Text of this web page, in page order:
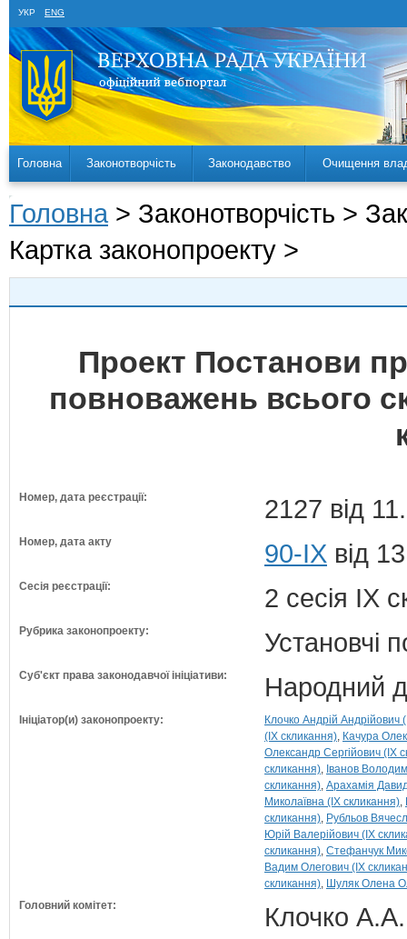
УКР ENG
Головна Законотворчість Законодавство Очищення
Головна > Законотворчість >
Картка законопроекту >
Проект Постанови
повноважень всього
Номер, дата реєстрації: 2127 від
Номер, дата акту 90-IX від
Сесія реєстрації: 2 сесія IX
Рубрика законопроекту: Установчі
Суб'єкт права законодавчої ініціативи: Народний
Ініціатор(и) законопроекту:
Клочко Андрій Андрійович
(IX скликання) Качура
Олександр Сергійович (IX
скликання)
Іванов
скликання) Арахамія
Миколаївна (IX скликання)
скликання) Рубльов
Юрій Валерійович (IX
скликання) Стефанчук
Вадим Олегович (IX
скликання) Шуляк Олена
Головний комітет:
Клочко А.А.